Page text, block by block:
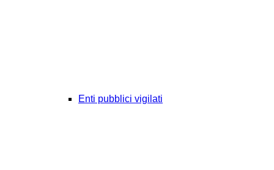
Enti pubblici vigilati